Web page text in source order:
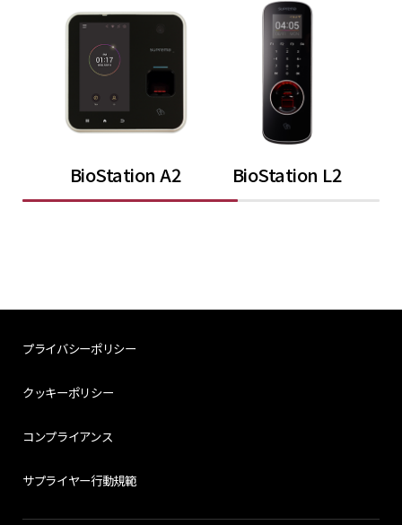
BioStation A2 BioStation L2
プライバシーポリシー
クッキーポリシー
コンプライアンス
サプライヤー行動規範